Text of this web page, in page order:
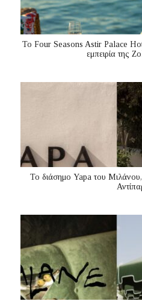
Το Four Seasons Astir Palace
εμπειρία της
Το διάσημο Yapa του Μιλάνου,